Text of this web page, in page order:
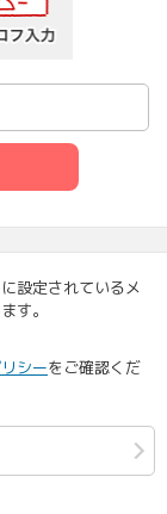
設定されているメ
す。
シーをご確認くだ